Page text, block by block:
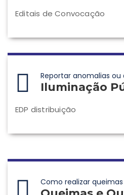
Editais de Convocação
Reportar anomalias ou
Iluminação
EDP distribuição
Como realizar